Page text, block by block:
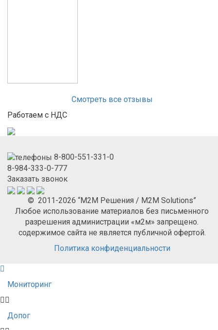
Смотреть все отзывы
Работаем с НДС
8-800-551-331-0
8-984-333-0-777
Заказать звонок
© 2011-2026 “М2М Решения / M2M Solutions”
Любое использование материалов без письменного
разрешения администрации «м2м» запрещено.
содержимое сайта не является публичной офертой.
Политика конфиденциальности
Мониторинг
Допог